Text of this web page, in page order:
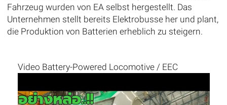
Fahrzeug wurden von EA selbst hergestellt. Das
Unternehmen stellt bereits Elektrobusse her und plant,
die Produktion von Batterien erheblich zu steigern.
Video Battery-Powered Locomotive / EEC